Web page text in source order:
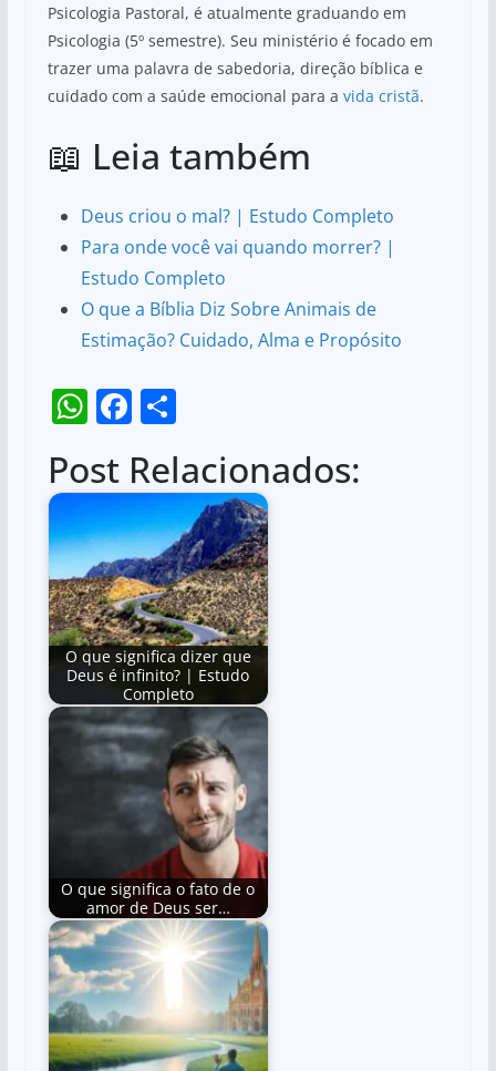
Psicologia Pastoral, é atualmente graduando em
Psicologia (5º semestre). Seu ministério é focado em
trazer uma palavra de sabedoria, direção bíblica e
cuidado com a saúde emocional para a vida cristã.
📖 Leia também
Deus criou o mal? | Estudo Completo
Para onde você vai quando morrer? |
Estudo Completo
O que a Bíblia Diz Sobre Animais de
Estimação? Cuidado, Alma e Propósito
W
at
s
A
p
p
F
c
e
b
o
o
k
S
ar
e
Post Relacionados:
O que significa dizer que
Deus é infinito? | Estudo
Completo
O que significa o fato de o
amor de Deus ser…